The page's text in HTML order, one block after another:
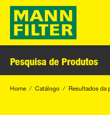
Pesquisa de Produtos
Home Catálogo Resultados da